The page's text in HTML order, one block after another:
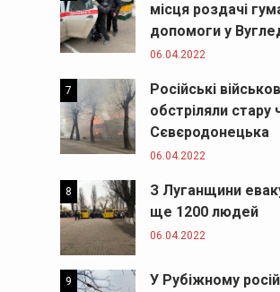
місця роздачі
допомоги у
06.04.2022
7
Російські
обстріляли стару
Сєвєродонецька
06.04.2022
8
З Луганщини
ще 1200 людей
06.04.2022
9
У Рубіжному